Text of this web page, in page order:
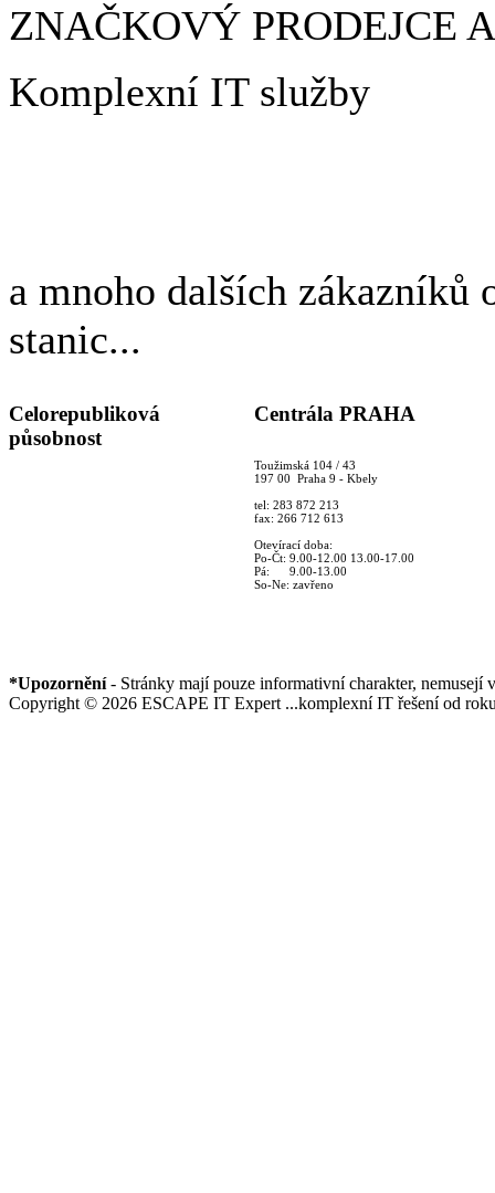
ZNAČKOVÝ PRODEJCE
Komplexní IT služby
a mnoho dalších zákazníků
stanic...
Celorepubliková
působnost
Centrála PRAHA
Toužimská 104 / 43
197 00 Praha 9 - Kbely
tel: 283 872 213
fax: 266 712 613
Otevírací doba:
Po-Čt: 9.00-12.00 13.00-17.00
Pá: 9.00-13.00
So-Ne: zavřeno
*Upozornění- Stránky mají pouze informativní charakter, nemusejí
Copyright © 2026 ESCAPE IT Expert ...komplexní IT řešení od